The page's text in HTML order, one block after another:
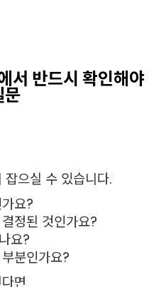
서 반드시 확인해야
문
으실 수 있습니다.
요?
정된 것인가요?
요?
분인가요?
면